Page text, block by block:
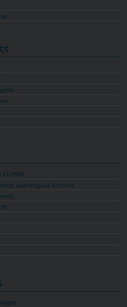
PRO
touristiques bretons